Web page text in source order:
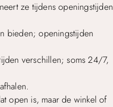
ze tijdens openingstijden
bieden; openingstijden
verschillen; soms 24/7,
open is, maar de winkel of